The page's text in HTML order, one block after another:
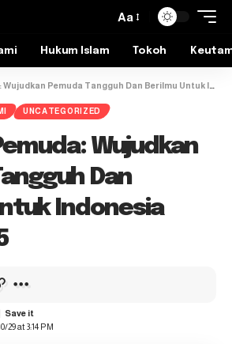
Aa
Hukum Islam Tokoh
Pemuda Tangguh Dan Berilmu Untuk Indonesia Maju 2045
UNCATEGORIZED
Wujudkan
Dan
Indonesia
29 at 3:14 PM